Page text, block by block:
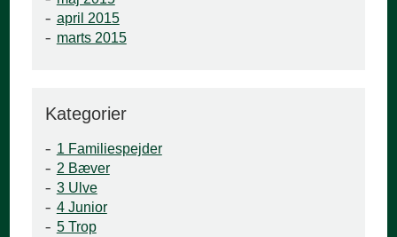
april 2015
marts 2015
Kategorier
1 Familiespejder
2 Bæver
3 Ulve
4 Junior
5 Trop